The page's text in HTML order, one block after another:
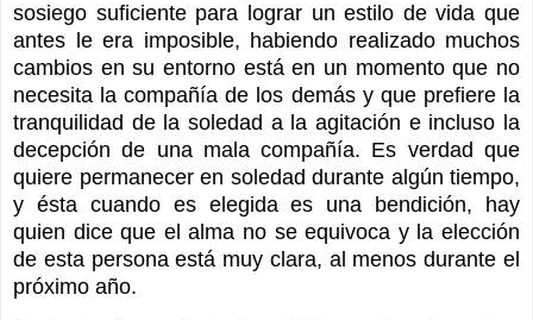
sosiego suficiente para lograr un estilo de vida que
antes le era imposible, habiendo realizado muchos
cambios en su entorno está en un momento que no
necesita la compañía de los demás y que prefiere la
tranquilidad de la soledad a la agitación e incluso la
decepción de una mala compañía. Es verdad que
quiere permanecer en soledad durante algún tiempo,
y ésta cuando es elegida es una bendición, hay
quien dice que el alma no se equivoca y la elección
de esta persona está muy clara, al menos durante el
próximo año.